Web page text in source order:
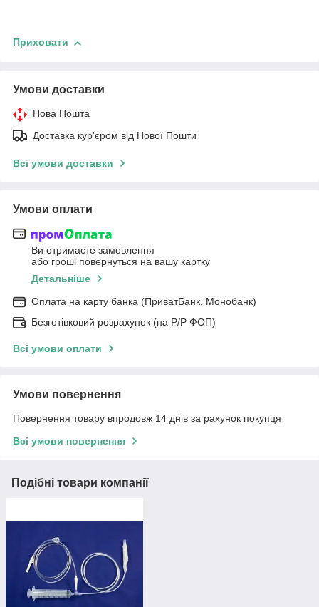
Приховати
Умови доставки
Нова Пошта
Доставка кур'єром від Нової Пошти
Всі умови доставки
Умови оплати
Ви отримаєте замовлення
або гроші повернуться на вашу картку
Детальніше
Оплата на карту банка (ПриватБанк, Монобанк)
Безготівковий розрахунок (на Р/Р ФОП)
Всі умови оплати
Умови повернення
Повернення товару впродовж 14 днів за рахунок покупця
Всі умови повернення
Подібні товари компанії